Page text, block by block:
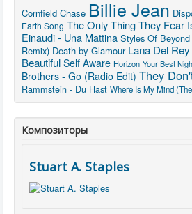
Cornfield Chase Billie Jean
Earth Song The Only Thing They Fear
Einaudi - Una Mattina Styles Of
Remix) Death by Glamour Lana Del
Beautiful Self Aware Horizon Your Best
Brothers - Go (Radio Edit) They
Rammstein - Du Hast Where Is My Mind
Композиторы
Stuart A. Staples